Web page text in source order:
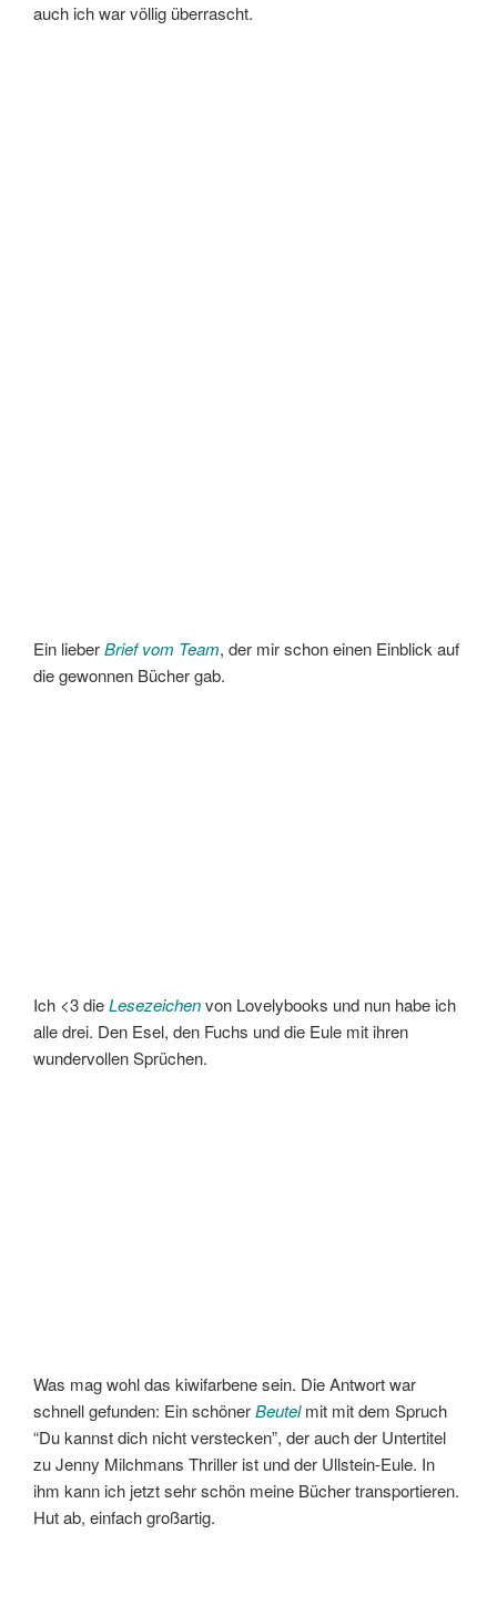
auch ich war völlig überrascht.
Ein lieberBrief vom Team, der mir schon einen Einblick auf
die gewonnen Bücher gab.
Ich <3 dieLesezeichenvon Lovelybooks und nun habe ich
alle drei. Den Esel, den Fuchs und die Eule mit ihren
wundervollen Sprüchen.
Was mag wohl das kiwifarbene sein. Die Antwort war
schnell gefunden: Ein schönerBeutel mit mit dem Spruch
“Du kannst dich nicht verstecken”, der auch der Untertitel
zu Jenny Milchmans Thriller ist und der Ullstein-Eule. In
ihm kann ich jetzt sehr schön meine Bücher transportieren.
Hut ab, einfach großartig.